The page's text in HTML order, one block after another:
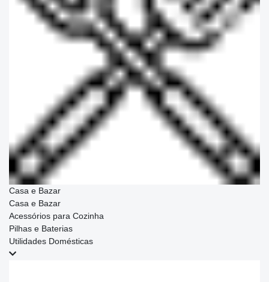
Casa e Bazar
Casa e Bazar
Acessórios para Cozinha
Pilhas e Baterias
Utilidades Domésticas